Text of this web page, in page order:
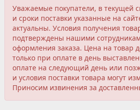
Уважаемые покупатели, в текущей
и сроки поставки указанные на
актуальны. Условия получения
подтверждены нашими
оформления заказа. Цена на товар
только при оплате в день
оплате на следующий день или
и условия поставки товара могут
Приносим извинения за